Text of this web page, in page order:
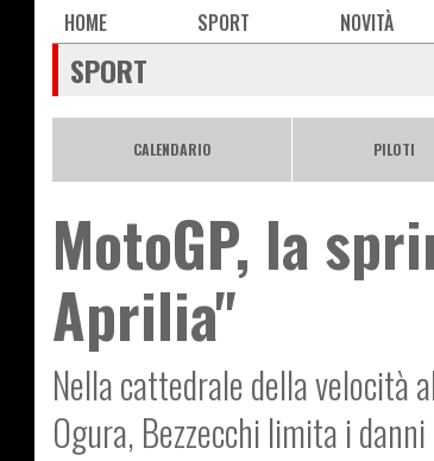
Main
navigation
HOME SPORT NOVITÀ
SPORT
CALENDARIO PILOTI
MotoGP, la
Aprilia"
Nella cattedrale della velocità
Ogura, Bezzecchi limita i danni